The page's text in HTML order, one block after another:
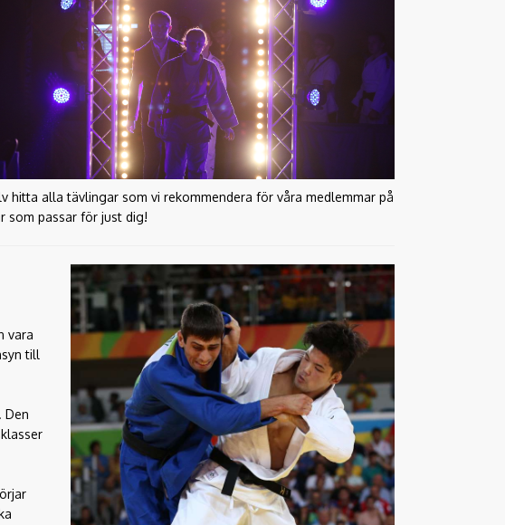
hitta alla tävlingar som vi rekommendera för våra medlemmar på
som passar för just dig!
vara
till
Den